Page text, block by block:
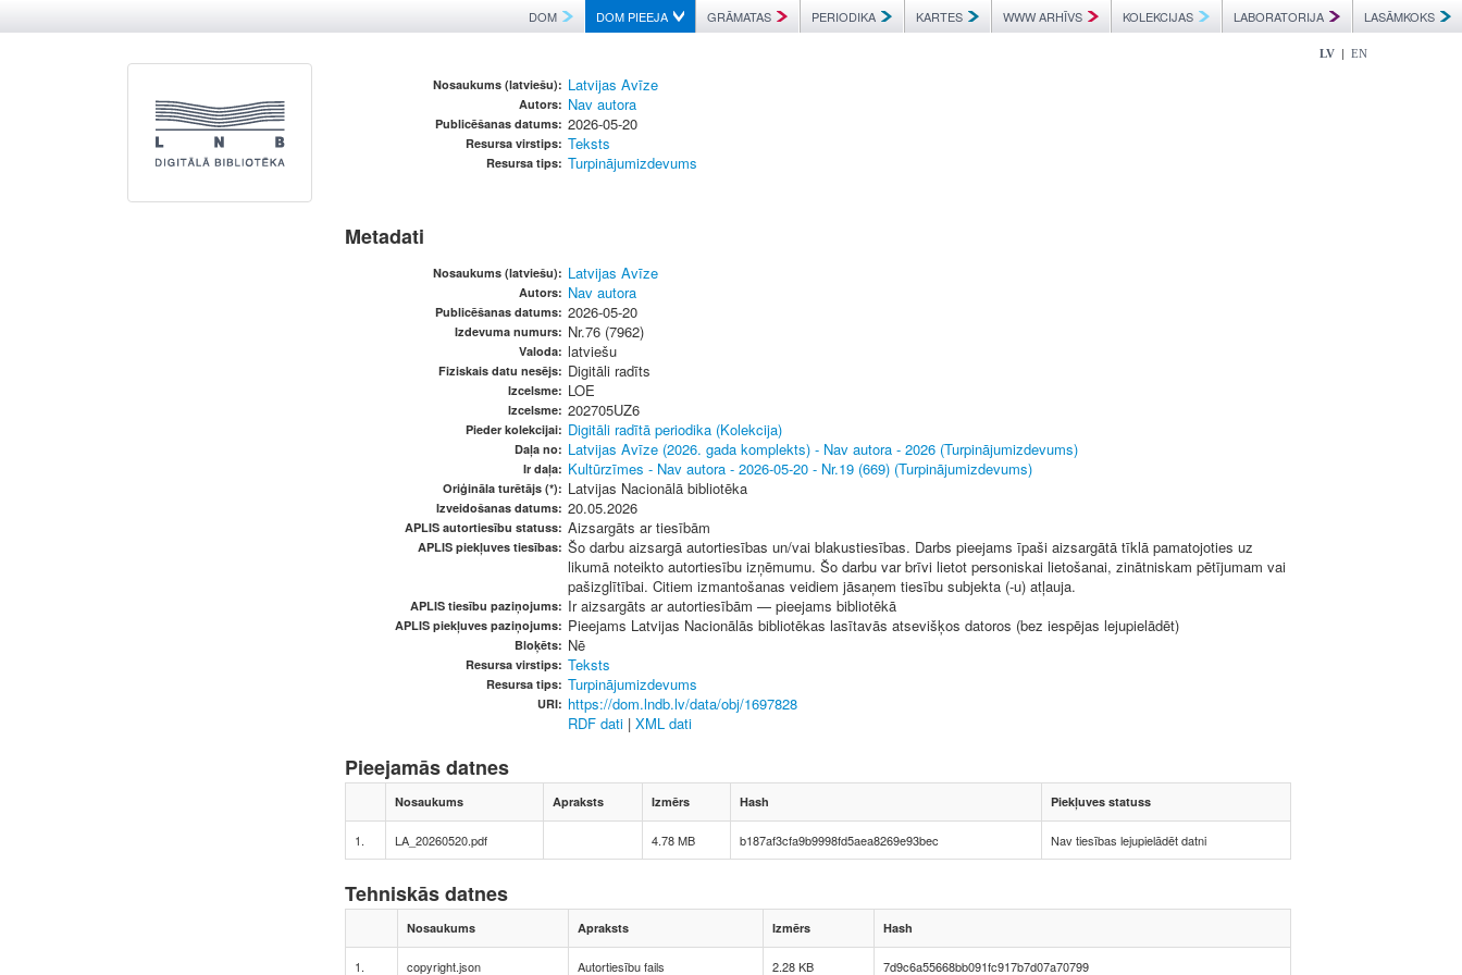
DOM DOM PIEEJA GRĀMATAS PERIODIKA KARTES WWW ARHĪVS KOLEKCIJAS LABORATORIJA LASĀMKOKS
LV | EN
Nosaukums (latviešu): Latvijas Avīze
Autors: Nav autora
Publicēšanas datums: 2026-05-20
Resursa virstips: Teksts
Resursa tips: Turpinājumizdevums
Metadati
Nosaukums (latviešu): Latvijas Avīze
Autors: Nav autora
Publicēšanas datums: 2026-05-20
Izdevuma numurs: Nr.76 (7962)
Valoda: latviešu
Fiziskais datu nesējs: Digitāli radīts
Izcelsme: LOE
Izcelsme: 202705UZ6
Pieder kolekcijai: Digitāli radītā periodika (Kolekcija)
Daļa no: Latvijas Avīze (2026. gada komplekts) - Nav autora - 2026 (Turpinājumizdevums)
Ir daļa: Kultūrzīmes - Nav autora - 2026-05-20 - Nr.19 (669) (Turpinājumizdevums)
Oriģināla turētājs (*): Latvijas Nacionālā bibliotēka
Izveidošanas datums: 20.05.2026
APLIS autortiesību statuss: Aizsargāts ar tiesībām
APLIS piekļuves tiesības: Šo darbu aizsargā autortiesības un/vai blakustiesības. Darbs pieejams īpaši aizsargātā tīklā pamatojoties uz
likumā noteikto autortiesību izņēmumu. Šo darbu var brīvi lietot personiskai lietošanai, zinātniskam pētījumam vai
pašizglītībai. Citiem izmantošanas veidiem jāsaņem tiesību subjekta (-u) atļauja.
APLIS tiesību paziņojums: Ir aizsargāts ar autortiesībām — pieejams bibliotēkā
APLIS piekļuves paziņojums: Pieejams Latvijas Nacionālās bibliotēkas lasītavās atsevišķos datoros (bez iespējas lejupielādēt)
Bloķēts: Nē
Resursa virstips: Teksts
Resursa tips: Turpinājumizdevums
URI: https://dom.lndb.lv/data/obj/1697828
RDF dati | XML dati
Pieejamās datnes
Nosaukums Apraksts Izmērs Hash Piekļuves statuss
1. LA_20260520.pdf 4.78 MB b187af3cfa9b9998fd5aea8269e93bec Nav tiesības lejupielādēt datni
Tehniskās datnes
Nosaukums Apraksts Izmērs Hash
1. copyright.json Autortiesību fails 2.28 KB 7d9c6a55668bb091fc917b7d07a70799